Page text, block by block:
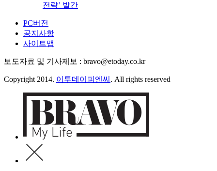
전략’ 발간
PC버전
공지사항
사이트맵
보도자료 및 기사제보 : bravo@etoday.co.kr
Copyright 2014. 이투데이피엔씨 . All rights reserved